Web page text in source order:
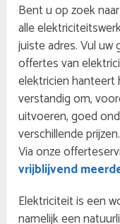
Bent u op zoek
alle
juiste adres. Vul
offertes van
elektricien hanteert
verstandig om,
uitvoeren, goed
verschillende
Via onze
vrijblijvend
Elektriciteit is een
namelijk een